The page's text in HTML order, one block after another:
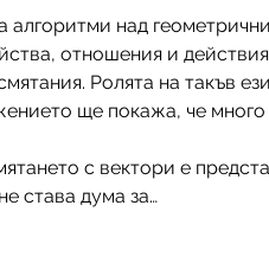
над
отношения и
Ролята на такъв
ще покажа, че
с вектори е
става дума за…